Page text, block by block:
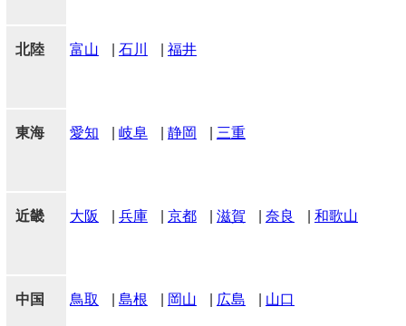
北陸 富山 石川 福井
東海 愛知 岐阜 静岡 三重
近畿 大阪 兵庫 京都 滋賀 奈良 和歌山
中国 鳥取 島根 岡山 広島 山口